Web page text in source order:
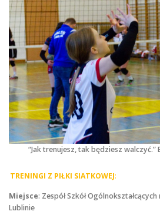
“Jak trenujesz, tak będziesz walczyć.”
TRENINGI Z PIŁKI SIATKOWEJ:
Miejsce: Zespół Szkół
Lublinie